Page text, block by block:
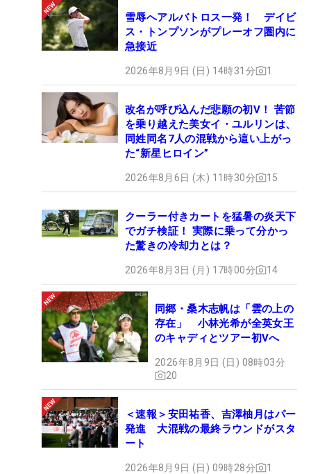
雪辱へアルバトロス一発！ デイビ
ス・トンプソンがプレーオフ圏内に
急接近
2026年8月9日 (日) 14時31分 1
改名が呼び込んだ悲願の初V！ 苦節
を乗り越えた美女イ・ユルリンは、
同姓同名7人の混戦から這い上がっ
た“新星ヒロイン”
2026年8月6日 (木) 11時30分 15
クーラー付きカートを猛暑の炎天下
でガチ検証！ 実際に乗って分かっ
た驚きの冷却力とは？
2026年8月3日 (月) 17時00分 14
同郷・桑木志帆は「雲の上の
存在」 小林光希が全英女王
のキャディとツアー初Vへ
2026年8月9日 (日) 08時03分
20
＜速報＞安田祐香、吉澤柚月はパー
発進 大混戦の最終ラウンドがスタ
ート
2026年8月9日 (日) 09時28分 1